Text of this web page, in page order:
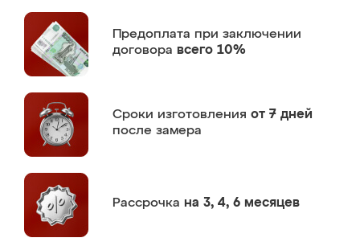
Предоплата при заключении
договора всего 10%
Сроки изготовления от 7 дней
после замера
Рассрочка на 3, 4, 6 месяцев